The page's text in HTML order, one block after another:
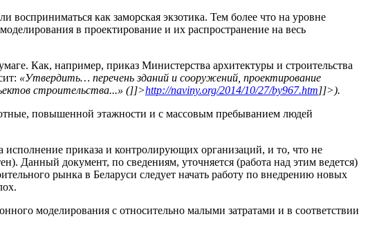
как заморская экзотика. Тем более что на уровне
в проектирование и их распространение на весь
Как, например, приказ Министерства архитектуры и строительства
«Утвердить… перечень зданий и сооружений, проектирование
строительства...» (]]>http://naviny.org/2014/10/27/by967.htm]]>).
повышенной этажности и с массовым пребыванием людей
исполнение приказа и контролирующих организаций, и то, что не
Данный документ, по сведениям, уточняется (работа над этим ведется)
рынка в Беларуси следует начать работу по внедрению новых
моделирования с относительно малыми затратами и в соответствии